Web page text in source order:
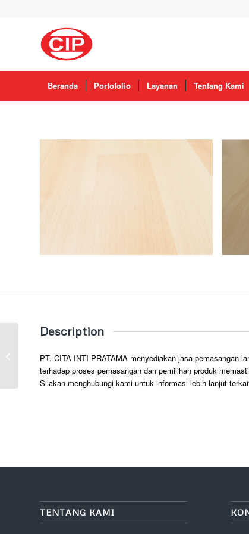
Beranda Portofolio Layanan Tentang Kami
Description
PT. CITA INTI PRATAMA menyediakan jasa pemasangan
terhadap proses pemasangan dan pemilihan produk
Silakan menghubungi kami untuk informasi lebih lanjut
TENTANG KAMI
Vinyl Flooring